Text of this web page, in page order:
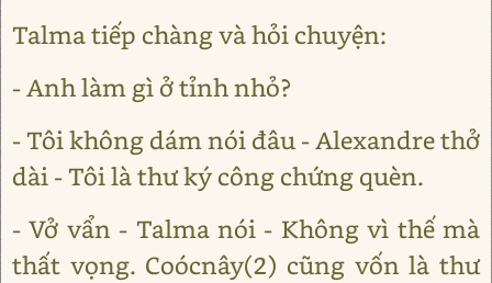
Talma tiếp chàng và hỏi chuyện:
- Anh làm gì ở tỉnh nhỏ?
- Tôi không dám nói đâu - Alexandre thở
dài - Tôi là thư ký công chứng quèn.
- Vở vẩn - Talma nói - Không vì thế mà
thất vọng. Coócnây(2) cũng vốn là thư